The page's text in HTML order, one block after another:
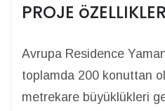
PROJE
Avrupa Residence
toplamda 200 konuttan
metrekare büyüklükleri